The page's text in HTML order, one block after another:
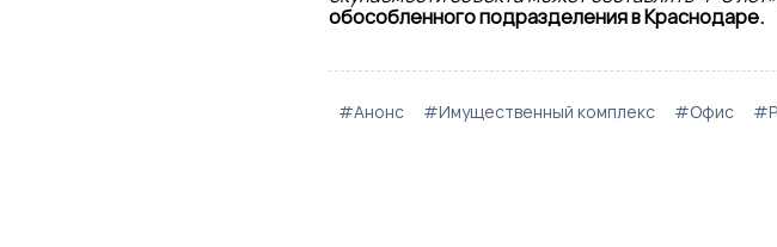
обособленного подразделения в Краснодаре.
#Анонс #Имущественный комплекс #Офис